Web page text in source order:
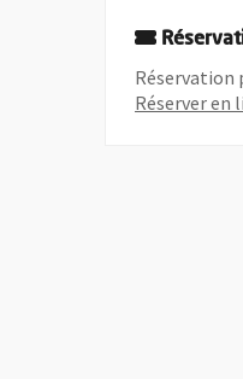
Réservation
Réserver en